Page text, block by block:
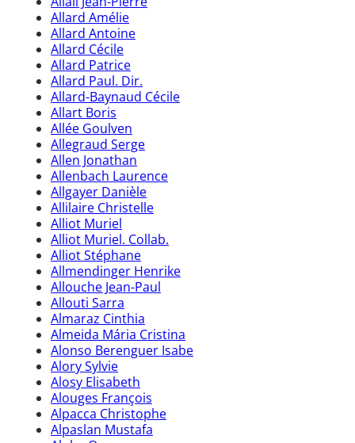
Allard Amélie
Allard Antoine
Allard Cécile
Allard Patrice
Allard Paul. Dir.
Allard-Baynaud Cécile
Allart Boris
Allée Goulven
Allegraud Serge
Allen Jonathan
Allenbach Laurence
Allgayer Danièle
Allilaire Christelle
Alliot Muriel
Alliot Muriel. Collab.
Alliot Stéphane
Allmendinger Henrike
Allouche Jean-Paul
Allouti Sarra
Almaraz Cinthia
Almeida Mária Cristina
Alonso Berenguer Isabe
Alory Sylvie
Alosy Elisabeth
Alouges François
Alpacca Christophe
Alpaslan Mustafa